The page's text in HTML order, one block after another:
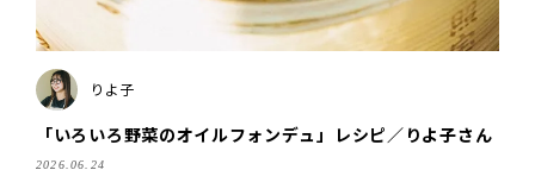
りよ子
「いろいろ野菜のオイルフォンデュ」レシピ／りよ子さん
2026.06.24